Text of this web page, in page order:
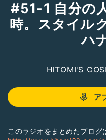
#51-1 自分の
時。スタイル
ハ
HITOMI'S
ア
このラジオをまとめたブログ